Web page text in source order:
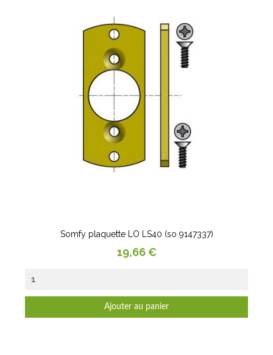
Somfy plaquette LO LS40 (so 9147337)
Prix
19,66 €
Ajouter au panier